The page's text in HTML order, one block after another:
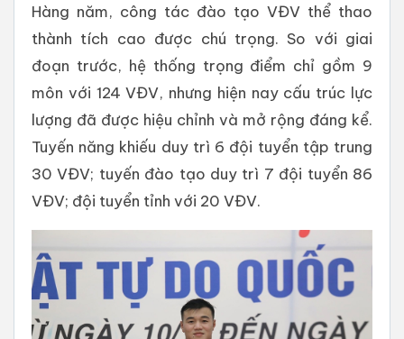
Hàng năm, công tác đào tạo VĐV thể thao
thành tích cao được chú trọng. So với giai
đoạn trước, hệ thống trọng điểm chỉ gồm 9
môn với 124 VĐV, nhưng hiện nay cấu trúc lực
lượng đã được hiệu chỉnh và mở rộng đáng kể.
Tuyến năng khiếu duy trì 6 đội tuyển tập trung
30 VĐV; tuyến đào tạo duy trì 7 đội tuyển 86
VĐV; đội tuyển tỉnh với 20 VĐV.